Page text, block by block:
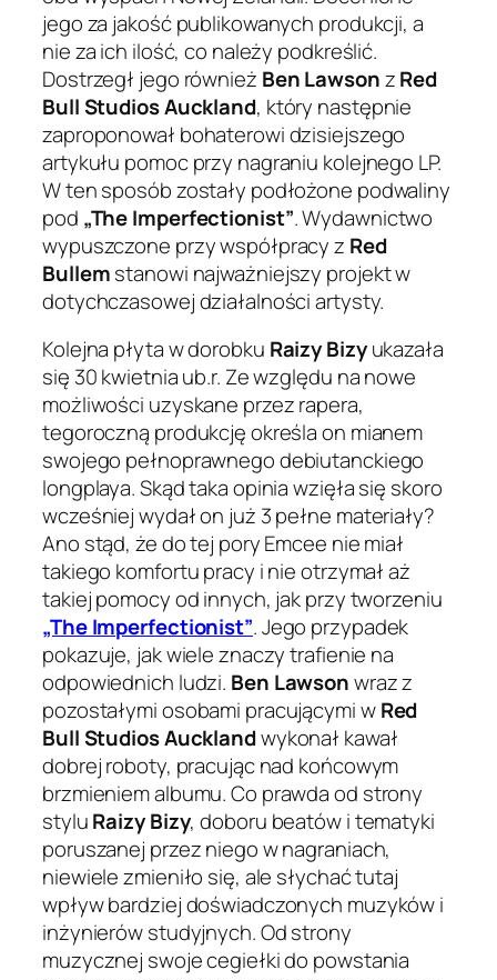
jego za jakość publikowanych produkcji, a
nie za ich ilość, co należy podkreślić.
Dostrzegł jego również Ben LawsonzRed
Bull Studios Auckland, który następnie
zaproponował bohaterowi dzisiejszego
artykułu pomoc przy nagraniu kolejnego LP.
W ten sposób zostały podłożone podwaliny
pod „The Imperfectionist”. Wydawnictwo
wypuszczone przy współpracy z Red
Bullemstanowi najważniejszy projekt w
dotychczasowej działalności artysty.
Kolejna płyta w dorobku Raizy Bizyukazała
się 30 kwietnia ub.r. Ze względu na nowe
możliwości uzyskane przez rapera,
tegoroczną produkcję określa on mianem
swojego pełnoprawnego debiutanckiego
longplaya. Skąd taka opinia wzięła się skoro
wcześniej wydał on już 3 pełne materiały?
Ano stąd, że do tej pory Emcee nie miał
takiego komfortu pracy i nie otrzymał aż
takiej pomocy od innych, jak przy tworzeniu
„The Imperfectionist”. Jego przypadek
pokazuje, jak wiele znaczy trafienie na
odpowiednich ludzi. Ben Lawsonwraz z
pozostałymi osobami pracującymi wRed
Bull Studios Aucklandwykonał kawał
dobrej roboty, pracując nad końcowym
brzmieniem albumu. Co prawda od strony
styluRaizy Bizy, doboru beatów i tematyki
poruszanej przez niego w nagraniach,
niewiele zmieniło się, ale słychać tutaj
wpływ bardziej doświadczonych muzyków i
inżynierów studyjnych. Od strony
muzycznej swoje cegiełki do powstania